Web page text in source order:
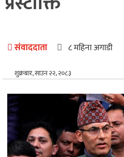
संवाददाता ८ महिना अगाडी
शुक्रबार, साउन २२, २०८३